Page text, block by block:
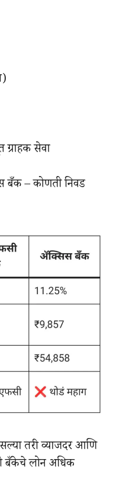
सेवा
बँक – कोणती निवड
तरी व्याजदर आणि
बँकेचे लोन अधिक